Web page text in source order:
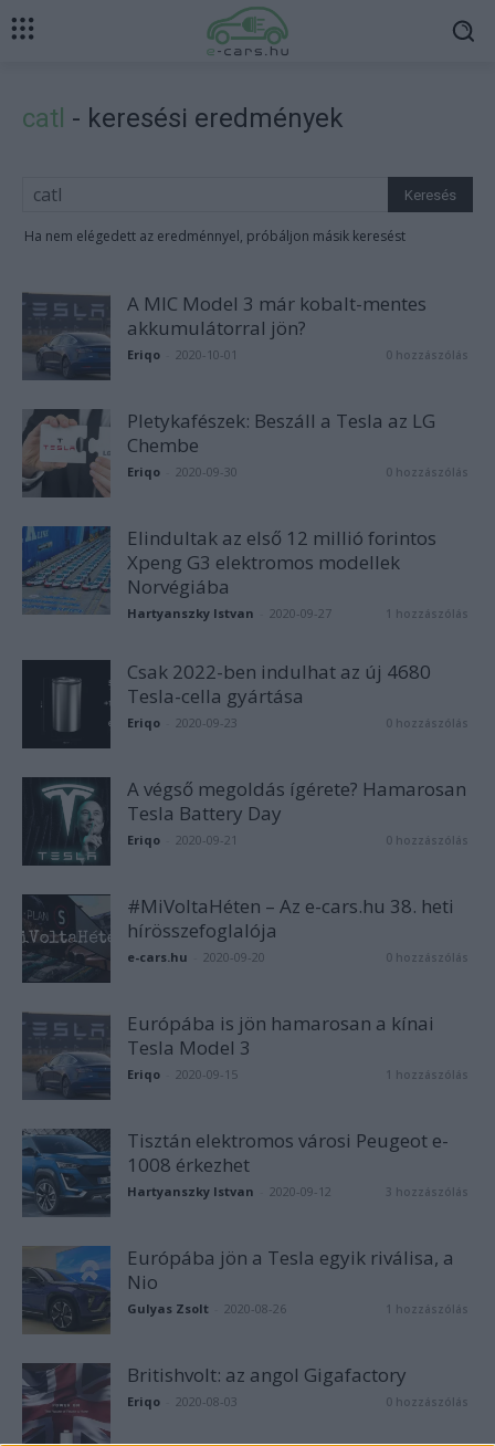
catl - keresési eredmények
Ha nem elégedett az eredménnyel, próbáljon másik keresést
A MIC Model 3 már kobalt-mentes
akkumulátorral jön?
Eriqo 2020-10-01 0 hozzászólás
Pletykafészek: Beszáll a Tesla az LG
Chembe
Eriqo 2020-09-30 0 hozzászólás
Elindultak az első 12 millió forintos
Xpeng G3 elektromos modellek
Norvégiába
Hartyanszky Istvan 2020-09-27 1 hozzászólás
Csak 2022-ben indulhat az új 4680
Tesla-cella gyártása
Eriqo 2020-09-23 0 hozzászólás
A végső megoldás ígérete? Hamarosan
Tesla Battery Day
Eriqo 2020-09-21 0 hozzászólás
#MiVoltaHéten – Az e-cars.hu 38. heti
hírösszefoglalója
e-cars.hu 2020-09-20 0 hozzászólás
Európába is jön hamarosan a kínai
Tesla Model 3
Eriqo 2020-09-15 1 hozzászólás
Tisztán elektromos városi Peugeot e-
1008 érkezhet
Hartyanszky Istvan 2020-09-12 3 hozzászólás
Európába jön a Tesla egyik riválisa, a
Nio
Gulyas Zsolt 2020-08-26 1 hozzászólás
Britishvolt: az angol Gigafactory
Eriqo 2020-08-03 0 hozzászólás